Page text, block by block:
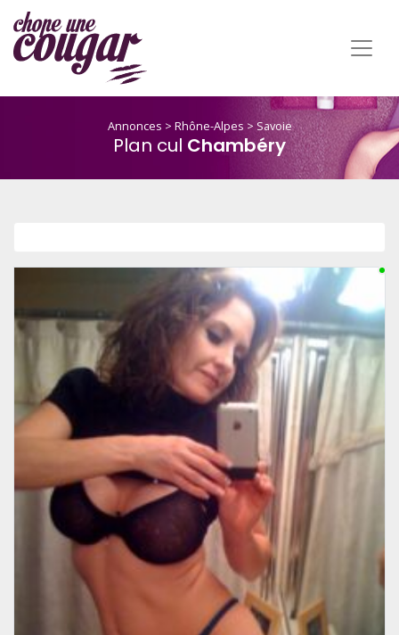
Annonces > Rhône-Alpes > Savoie
Plan cul Chambéry